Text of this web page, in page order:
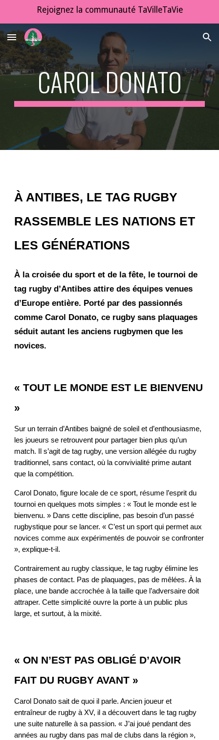
Rejoignez la communauté TaVilleTaVie
CAROL DONATO
À ANTIBES, LE TAG RUGBY
RASSEMBLE LES NATIONS ET
LES GÉNÉRATIONS
À la croisée du sport et de la fête, le tournoi de
tag rugby d’Antibes attire des équipes venues
d’Europe entière. Porté par des passionnés
comme Carol Donato, ce rugby sans plaquages
séduit autant les anciens rugbymen que les
novices.
« TOUT LE MONDE EST LE BIENVENU
»
Sur un terrain d’Antibes baigné de soleil et d’enthousiasme,
les joueurs se retrouvent pour partager bien plus qu’un
match. Il s’agit de tag rugby, une version allégée du rugby
traditionnel, sans contact, où la convivialité prime autant
que la compétition.
Carol Donato, figure locale de ce sport, résume l’esprit du
tournoi en quelques mots simples : « Tout le monde est le
bienvenu. » Dans cette discipline, pas besoin d’un passé
rugbystique pour se lancer. « C’est un sport qui permet aux
novices comme aux expérimentés de pouvoir se confronter
», explique-t-il.
Contrairement au rugby classique, le tag rugby élimine les
phases de contact. Pas de plaquages, pas de mêlées. À la
place, une bande accrochée à la taille que l’adversaire doit
attraper. Cette simplicité ouvre la porte à un public plus
large, et surtout, à la mixité.
« ON N’EST PAS OBLIGÉ D’AVOIR
FAIT DU RUGBY AVANT »
Carol Donato sait de quoi il parle. Ancien joueur et
entraîneur de rugby à XV, il a découvert dans le tag rugby
une suite naturelle à sa passion. « J’ai joué pendant des
années au rugby dans pas mal de clubs dans la région »,